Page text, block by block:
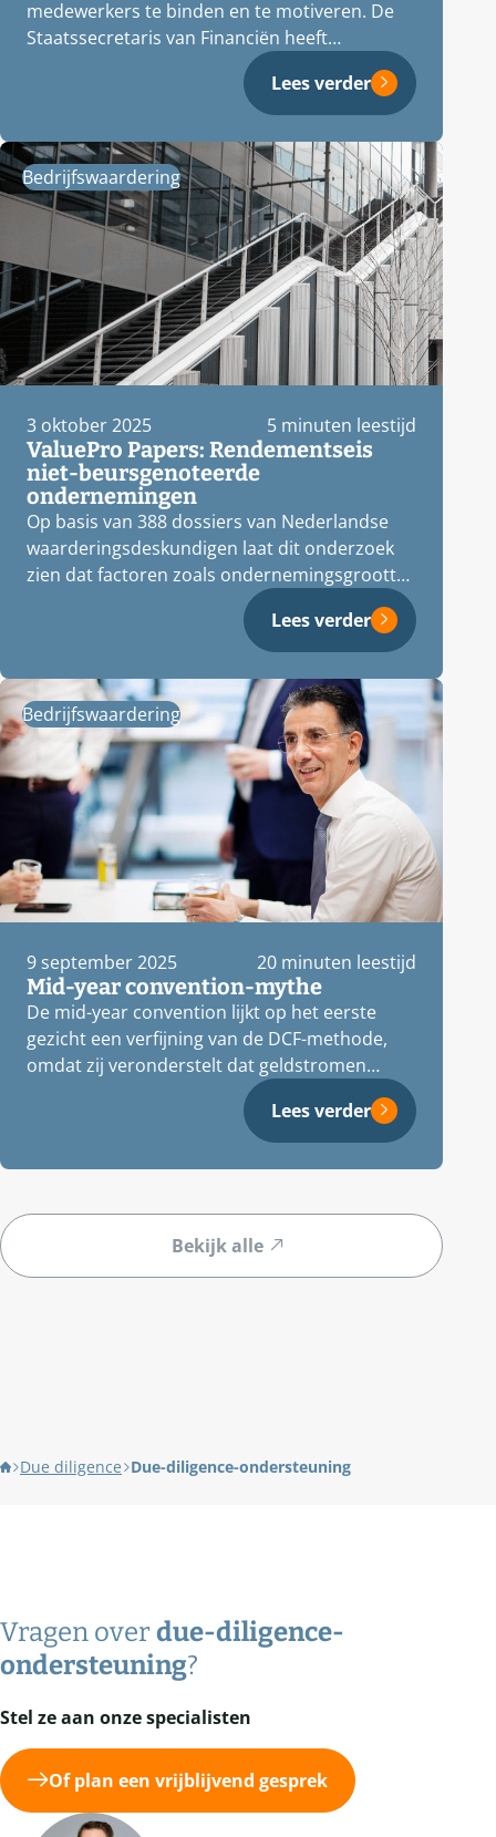
medewerkers te binden en te motiveren. De
Staatssecretaris van Financiën heeft
Lees verder
Bedrijfswaardering
3 oktober 2025 5 minuten leestijd
ValuePro Papers: Rendementseis
niet-beursgenoteerde
ondernemingen
Op basis van 388 dossiers van Nederlandse
waarderingsdeskundigen laat dit onderzoek
zien dat factoren zoals ondernemingsgrootte,
Lees verder
Bedrijfswaardering
9 september 2025 20 minuten leestijd
Mid-year convention-mythe
De mid-year convention lijkt op het eerste
gezicht een verfijning van de DCF-methode,
omdat zij veronderstelt dat geldstromen
Lees verder
Bekijk alle
Due diligence Due-diligence-ondersteuning
Vragen overdue-diligence-
ondersteuning?
Stel ze aan onze specialisten
Of plan een vrijblijvend gesprek